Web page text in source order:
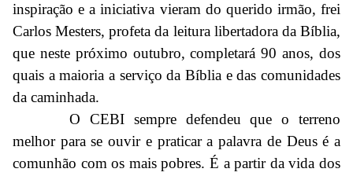
inspiração e a iniciativa vieram do querido irmão, frei
Carlos Mesters, profeta da leitura libertadora da Bíblia,
que neste próximo outubro, completará 90 anos, dos
quais a maioria a serviço da Bíblia e das comunidades
da caminhada.
O CEBI sempre defendeu que o terreno
melhor para se ouvir e praticar a palavra de Deus é a
comunhão com os mais pobres. É a partir da vida dos